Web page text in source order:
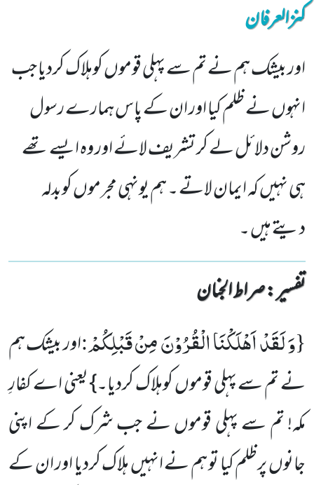
کنزالعرفان
اور بیشک ہم نے تم سے پہلی قوموں کوہلاک کردیا جب
انہوں نے ظلم کیا اور ان کے پاس ہمارے رسول
روشن دلائل لے کر تشریف لائے اور وہ ایسے تھے
ہی نہیں کہ ایمان لاتے ۔ ہم یونہی مجرموں کوبدلہ
دیتے ہیں ۔
تفسیر : ‎صراط الجنان
{وَ لَقَدْ اَهْلَكْنَا الْقُرُوْنَ مِنْ قَبْلِكُمْ:اور بیشک ہم
نے تم سے پہلی قوموں کوہلاک کردیا۔} یعنی اے کفارِ
مکہ! تم سے پہلی قوموں نے جب شرک کر کے اپنی
جانوں پرظلم کیا تو ہم نے انہیں ہلاک کردیا اور ان کے